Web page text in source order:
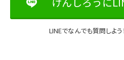
LINEでなんでも質問しよう